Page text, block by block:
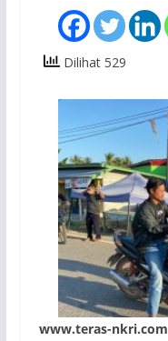
Dilihat 529
www.teras-nkri.com